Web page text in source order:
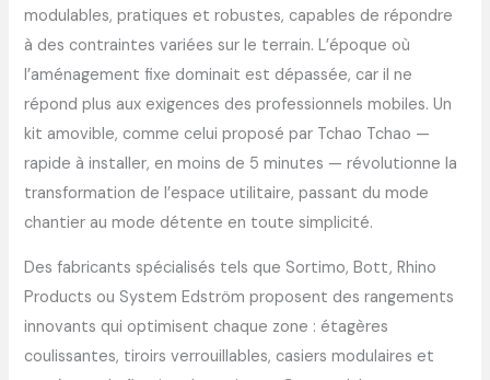
modulables, pratiques et robustes, capables de répondre
à des contraintes variées sur le terrain. L’époque où
l’aménagement fixe dominait est dépassée, car il ne
répond plus aux exigences des professionnels mobiles. Un
kit amovible, comme celui proposé par Tchao Tchao —
rapide à installer, en moins de 5 minutes — révolutionne la
transformation de l’espace utilitaire, passant du mode
chantier au mode détente en toute simplicité.
Des fabricants spécialisés tels que Sortimo, Bott, Rhino
Products ou System Edström proposent des rangements
innovants qui optimisent chaque zone : étagères
coulissantes, tiroirs verrouillables, casiers modulaires et